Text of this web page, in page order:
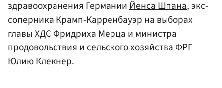
здравоохранения ГерманииЙенса Шпана, экс-
соперника Крамп-Карренбауэр на выборах
главы ХДС Фридриха Мерца и министра
продовольствия и сельского хозяйства ФРГ
Юлию Клекнер.